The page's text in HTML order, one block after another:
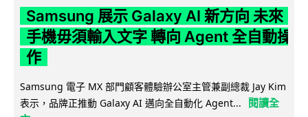
Samsung 展示 Galaxy AI 新方向 未來
手機毋須輸入文字 轉向 Agent 全自動操
作
Samsung 電子 MX 部門顧客體驗辦公室主管兼副總裁 Jay Kim
表示，品牌正推動 Galaxy AI 邁向全自動化 Agent...
閱讀全